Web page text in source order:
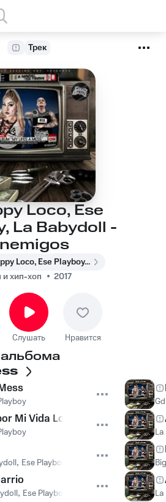
Трек
Loco, Ese
La Babydoll -
Scrappy Loco, Ese Playboy, La Babydoll
и хип-хоп
2017
Слушать Нравится
Mi Vida Loca
, Ese Playboy
, Ese Playboy